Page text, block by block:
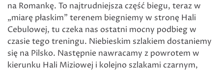
na Romankę. To najtrudniejsza część biegu, teraz w
„miarę płaskim” terenem biegniemy w stronę Hali
Cebulowej, tu czeka nas ostatni mocny podbieg w
czasie tego treningu. Niebieskim szlakiem dostaniemy
się na Pilsko. Następnie nawracamy z powrotem w
kierunku Hali Miziowej i kolejno szlakami czarnym,